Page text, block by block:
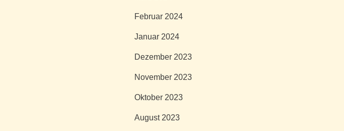
Februar 2024
Januar 2024
Dezember 2023
November 2023
Oktober 2023
August 2023